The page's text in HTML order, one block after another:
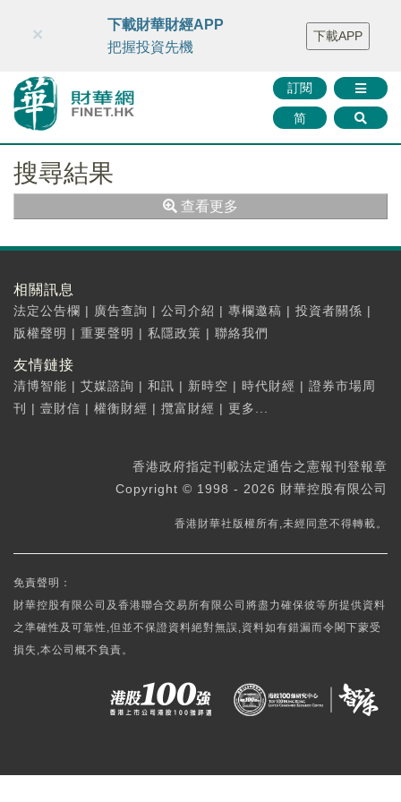
財華智庫網 FINTV FINMETA 財華證券 媒體矩陣
智庫沙龍
聯絡我們
訂閱
简
×
下載財華財經APP
把握投資先機
下載APP
搜尋結果
查看更多
相關訊息
法定公告欄 | 廣告查詢 | 公司介紹 | 專欄邀稿 | 投資者關係 |
版權聲明 | 重要聲明 | 私隱政策 | 聯絡我們
友情鏈接
清博智能 | 艾媒諮詢 | 和訊 | 新時空 | 時代財經 | 證券市場周
刊
| 壹財信 | 權衡財經 | 攬富財經 | 更多...
香港政府指定刊載法定通告之憲報刊登報章
Copyright © 1998 - 2026 財華控股有限公司
香港財華社版權所有,未經同意不得轉載。
免責聲明：
財華控股有限公司及香港聯合交易所有限公司將盡力確保彼等所提供資料
之準確性及可靠性,但並不保證資料絕對無誤,資料如有錯漏而令閣下蒙受
損失,本公司概不負責。